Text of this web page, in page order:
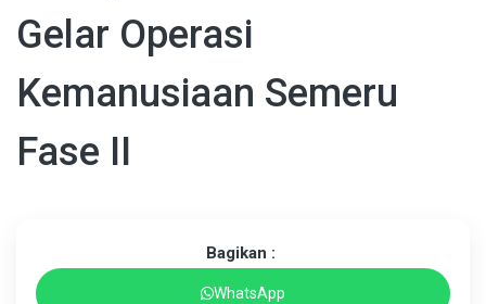
Gelar Operasi
Kemanusiaan Semeru
Fase II
Bagikan :
WhatsApp